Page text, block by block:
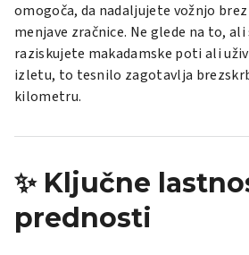
omogoča, da nadaljujete vožnjo
menjave zračnice. Ne glede na to,
raziskujete makadamske poti ali
izletu, to tesnilo zagotavlja
kilometru.
✨ Ključne
prednosti